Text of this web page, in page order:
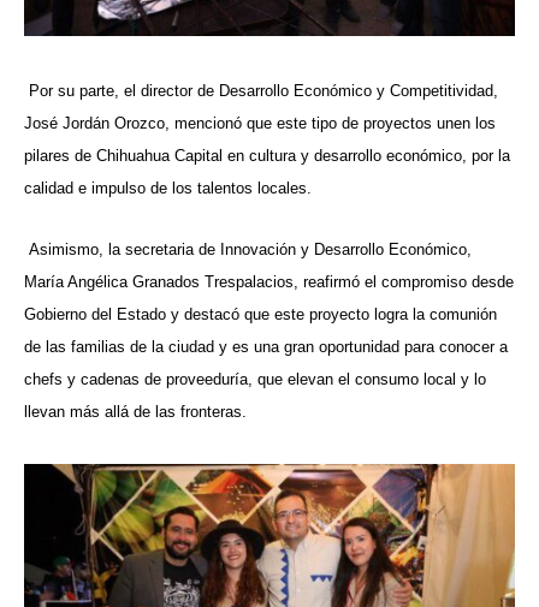
Por su parte, el director de Desarrollo Económico y Competitividad,
José Jordán Orozco, mencionó que este tipo de proyectos unen los
pilares de Chihuahua Capital en cultura y desarrollo económico, por la
calidad e impulso de los talentos locales.
Asimismo, la secretaria de Innovación y Desarrollo Económico,
María Angélica Granados Trespalacios, reafirmó el compromiso desde
Gobierno del Estado y destacó que este proyecto logra la comunión
de las familias de la ciudad y es una gran oportunidad para conocer a
chefs y cadenas de proveeduría, que elevan el consumo local y lo
llevan más allá de las fronteras.